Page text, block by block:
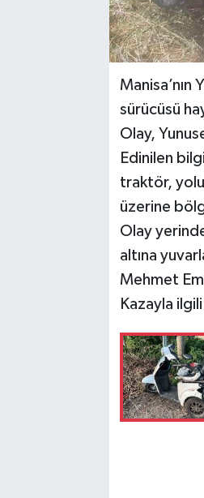
sürücüsü
Olay,
Edinilen
traktör,
üzerine
Olay
altına
Mehmet
Kazayla